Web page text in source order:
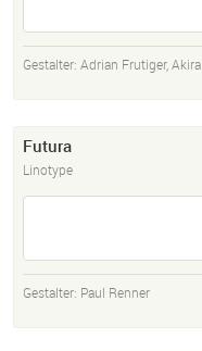
Gestalter: Adrian Frutiger,
Futura
Linotype
Gestalter: Paul Renner